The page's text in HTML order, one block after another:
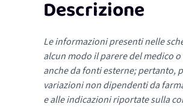
Descrizione
Le informazioni presenti nelle
alcun modo il parere del medico
anche da fonti esterne; pertanto,
variazioni non dipendenti da
e alle indicazioni riportate sulla